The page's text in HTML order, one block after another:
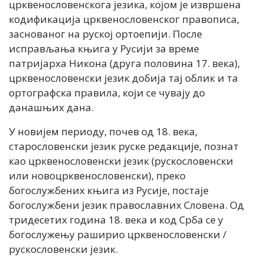
црквенословенскога језика, којом је извршена
кодификација црквенословенског правописа,
заснованог на руској ортоепији. После
исправљања књига у Русији за време
патријарха Никона (друга половина 17. века),
црквенословенски језик добија тај облик и та
ортографска правила, који се чувају до
данашњих дана.
У новијем периоду, почев од 18. века,
старословенски језик руске редакције, познат
као црквенословенски језик (рускословенски
или новоцрквенословенски), преко
богослужбених књига из Русије, постаје
богослужбени језик православних Словена. Од
тридесетих година 18. века и код Срба се у
богослужењу раширио црквенословенски /
рускословенски језик.